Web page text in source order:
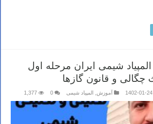
حل سوال ۱۰ المپیاد شیمی ایران مرحله اول
1402-01-24 آموزش المپیاد شیمی 0
1,377